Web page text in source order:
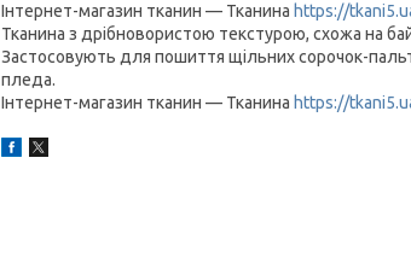
Інтернет-магазин тканин — Тканина https://
Тканина з дрібновористою текстурою, схожа на
Застосовують для пошиття щільних сорочок-
пледа.
Інтернет-магазин тканин — Тканина https://